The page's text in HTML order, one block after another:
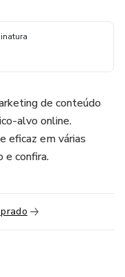
de conteúdo
alvo online.
eficaz em várias
e confira.